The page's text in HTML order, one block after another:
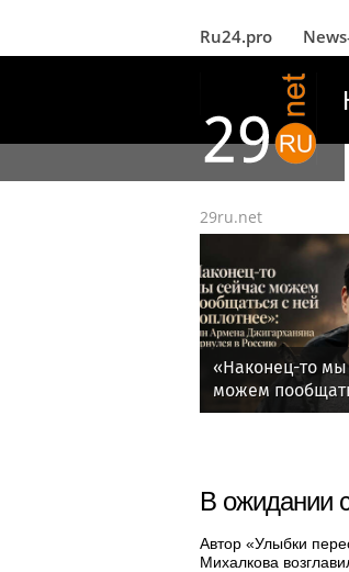
Ru24.pro
29ru.net
«Наконец-то мы
можем
поплотнее»:
В ожидании
Автор «Улыбки
Михалкова